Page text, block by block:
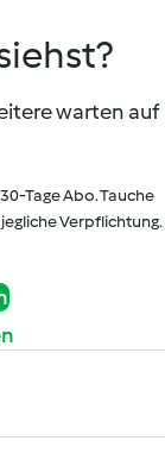
warten auf
Tage Abo. Tauche
Verpflichtung.